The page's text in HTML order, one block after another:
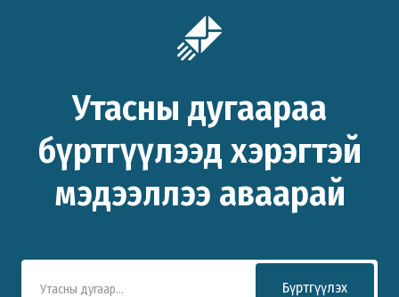
Утасны дугаараа
бүртгүүлээд хэрэгтэй
мэдээллээ аваарай
Бүртгүүлэх